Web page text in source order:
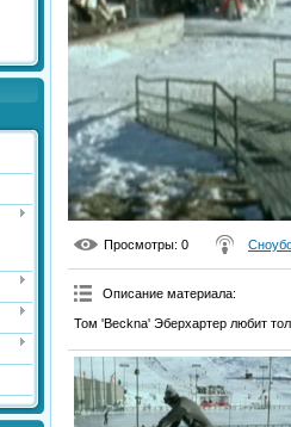
Просмотры: 0
Описание материала:
Том 'Beckna' Эберхартер любит